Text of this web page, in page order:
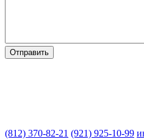
(812) 370-82-21 (921) 925-10-99